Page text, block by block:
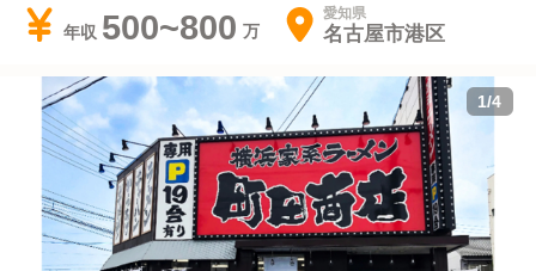
年収 500~800 愛知県
名古屋市港区
1/4